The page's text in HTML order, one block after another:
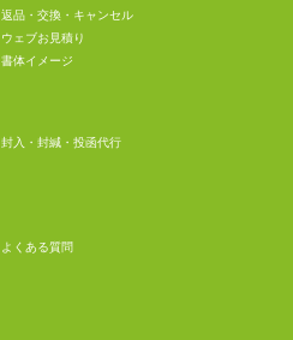
返品・交換・キャンセル
ウェブお見積り
書体イメージ
封入・封緘・投函代行
よくある質問